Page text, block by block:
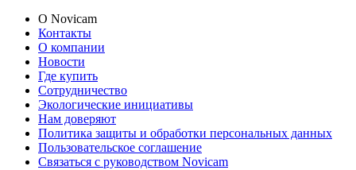
О Novicam
Контакты
О компании
Новости
Где купить
Сотрудничество
Экологические инициативы
Нам доверяют
Политика защиты и обработки персональных данных
Пользовательское соглашение
Связаться с руководством Novicam